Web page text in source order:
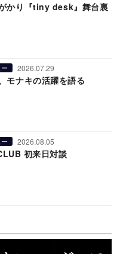
かり『tiny desk』舞台裏
2026.07.29
モナキの活躍を語る
2026.08.05
初来日対談